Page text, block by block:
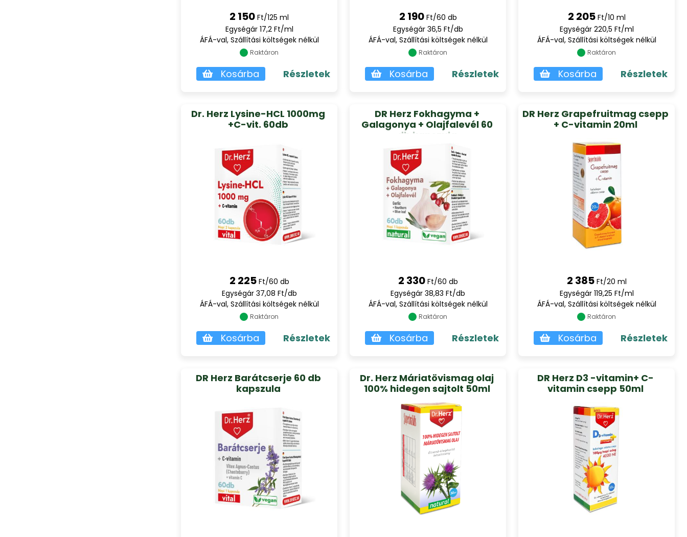
2 150 Ft/125 ml
Egységár 17,2 Ft/ml
ÁFÁ-val, Szállítási költségek nélkül
Raktáron
Kosárba Részletek
2 190 Ft/60 db
Egységár 36,5 Ft/db
ÁFÁ-val, Szállítási költségek nélkül
Raktáron
Kosárba Részletek
2 205 Ft/10 ml
Egységár 220,5 Ft/ml
ÁFÁ-val, Szállítási költségek nélkül
Raktáron
Kosárba Részletek
Dr. Herz Lysine-HCL 1000mg
+C-vit. 60db
2 225 Ft/60 db
Egységár 37,08 Ft/db
ÁFÁ-val, Szállítási költségek nélkül
Raktáron
Kosárba Részletek
DR Herz Fokhagyma +
Galagonya + Olajfalevél 60
db kapszula
2 330 Ft/60 db
Egységár 38,83 Ft/db
ÁFÁ-val, Szállítási költségek nélkül
Raktáron
Kosárba Részletek
DR Herz Grapefruitmag csepp
+ C-vitamin 20ml
2 385 Ft/20 ml
Egységár 119,25 Ft/ml
ÁFÁ-val, Szállítási költségek nélkül
Raktáron
Kosárba Részletek
DR Herz Barátcserje 60 db
kapszula
Dr. Herz Máriatövismag olaj
100% hidegen sajtolt 50ml
DR Herz D3 -vitamin+ C-
vitamin csepp 50ml